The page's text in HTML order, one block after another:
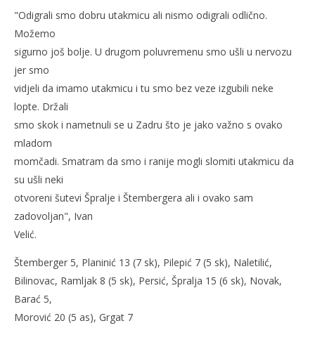
"Odigrali smo dobru utakmicu ali nismo odigrali odlično.
Možemo
sigurno još bolje. U drugom poluvremenu smo ušli u nervozu
jer smo
vidjeli da imamo utakmicu i tu smo bez veze izgubili neke
lopte. Držali
smo skok i nametnuli se u Zadru što je jako važno s ovako
mladom
momčadi. Smatram da smo i ranije mogli slomiti utakmicu da
su ušli neki
otvoreni šutevi Špralje i Štembergera ali i ovako sam
zadovoljan", Ivan
Velić.
Štemberger 5, Planinić 13 (7 sk), Pilepić 7 (5 sk), Naletilić,
Bilinovac, Ramljak 8 (5 sk), Persić, Špralja 15 (6 sk), Novak,
Barać 5,
Morović 20 (5 as), Grgat 7